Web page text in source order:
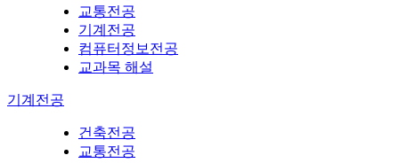
교통전공
기계전공
컴퓨터정보전공
교과목 해설
기계전공
건축전공
교통전공